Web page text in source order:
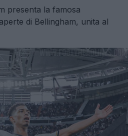
presenta la famosa
di Bellingham, unita al